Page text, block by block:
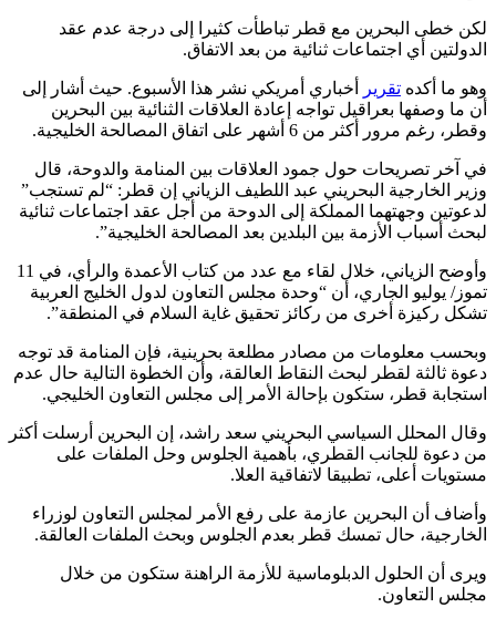
لكن خطى البحرين مع قطر تباطأت كثيرا إلى درجة عدم عقد
الدولتين أي اجتماعات ثنائية من بعد الاتفاق.
وهو ما أكده تقرير
أخباري أمريكي نشر هذا الأسبوع. حيث أشار إلى
أن ما وصفها بعراقيل تواجه إعادة العلاقات الثنائية بين البحرين
وقطر، رغم مرور أكثر من 6 أشهر على اتفاق المصالحة الخليجية.
في آخر تصريحات حول جمود العلاقات بين المنامة والدوحة، قال
وزير الخارجية البحريني عبد اللطيف الزياني إن قطر: “لم تستجب”
لدعوتين وجهتهما المملكة إلى الدوحة من أجل عقد اجتماعات ثنائية
لبحث أسباب الأزمة بين البلدين بعد المصالحة الخليجية”.
وأوضح الزياني، خلال لقاء مع عدد من كتاب الأعمدة والرأي، في 11
تموز/ يوليو الجاري، أن “وحدة مجلس التعاون لدول الخليج العربية
تشكل ركيزة أخرى من ركائز تحقيق غاية السلام في المنطقة”.
وبحسب معلومات من مصادر مطلعة بحرينية، فإن المنامة قد توجه
دعوة ثالثة لقطر لبحث النقاط العالقة، وأن الخطوة التالية حال عدم
استجابة قطر، ستكون بإحالة الأمر إلى مجلس التعاون الخليجي.
وقال المحلل السياسي البحريني سعد راشد، إن البحرين أرسلت أكثر
من دعوة للجانب القطري، بأهمية الجلوس وحل الملفات على
مستويات أعلى، تطبيقا لاتفاقية العلا.
وأضاف أن البحرين عازمة على رفع الأمر لمجلس التعاون لوزراء
الخارجية، حال تمسك قطر بعدم الجلوس وبحث الملفات العالقة.
ويرى أن الحلول الدبلوماسية للأزمة الراهنة ستكون من خلال
مجلس التعاون.